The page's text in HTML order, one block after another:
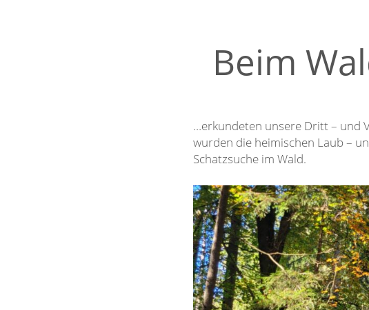
Beim
…erkundeten unsere Dritt – und
wurden die heimischen Laub –
Schatzsuche im Wald.